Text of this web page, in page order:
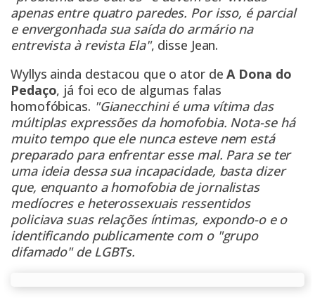
apenas entre quatro paredes. Por isso, é parcial
e envergonhada sua saída do armário na
entrevista à revista Ela", disse Jean.
Wyllys ainda destacou que o ator deA Dona do
Pedaço, já foi eco de algumas falas
homofóbicas. "Gianecchini é uma vítima das
múltiplas expressões da homofobia. Nota-se há
muito tempo que ele nunca esteve nem está
preparado para enfrentar esse mal. Para se ter
uma ideia dessa sua incapacidade, basta dizer
que, enquanto a homofobia de jornalistas
medíocres e heterossexuais ressentidos
policiava suas relações íntimas, expondo-o e o
identificando publicamente com o "grupo
difamado" de LGBTs.